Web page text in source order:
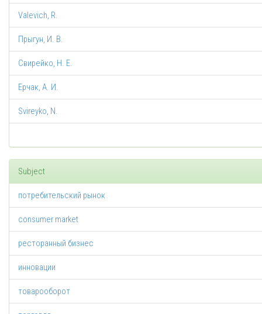
Valevich, R.
Прыгун, И. В.
Свирейко, Н. Е.
Ерчак, А. И.
Svireyko, N.
Subject
потребительский рынок
consumer market
ресторанный бизнес
инновации
товарооборот